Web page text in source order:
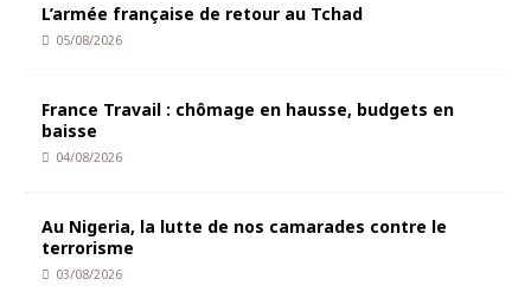
L’armée française de retour au Tchad
05/08/2026
France Travail : chômage en hausse, budgets en
baisse
04/08/2026
Au Nigeria, la lutte de nos camarades contre le
terrorisme
03/08/2026